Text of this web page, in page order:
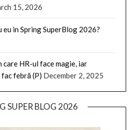
15, 2026
eu in Spring SuperBlog 2026?
care HR-ul face magie, iar
febră (P) December 2, 2025
SUPER BLOG 2026